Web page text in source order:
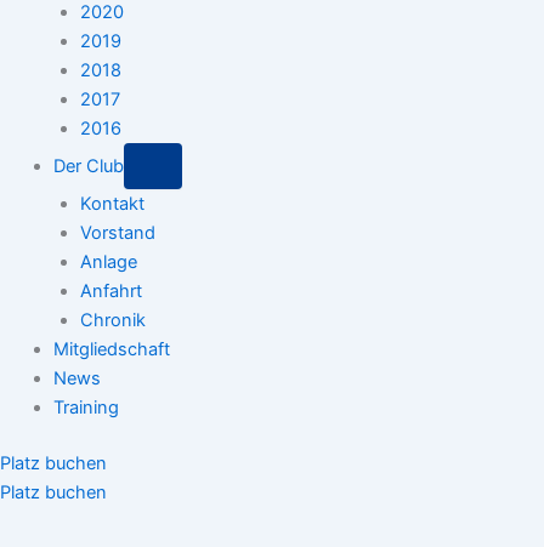
2020
2019
2018
2017
2016
Der Club
Kontakt
Vorstand
Anlage
Anfahrt
Chronik
Mitgliedschaft
News
Training
Platz buchen
Platz buchen